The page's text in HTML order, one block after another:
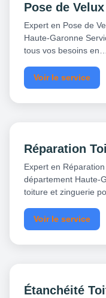
Pose de
Expert en Pose de
Haute-Garonne
tous vos besoins
Voir le service
Réparation
Expert en
département Haute-
toiture et zinguerie
Voir le service
Étanchéité